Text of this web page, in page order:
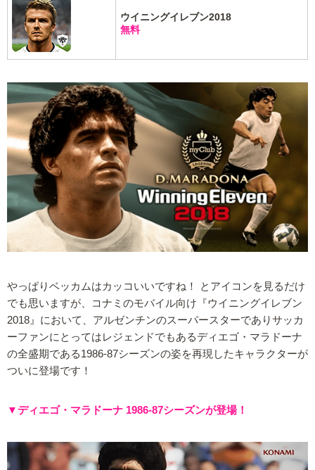
ウイニングイレブン2018
無料
やっぱりベッカムはカッコいいですね！ とアイコンを見るだけ
でも思いますが、コナミのモバイル向け『ウイニングイレブン
2018』において、アルゼンチンのスーパースターでありサッカ
ーファンにとってはレジェンドでもあるディエゴ・マラドーナ
の全盛期である1986-87シーズンの姿を再現したキャラクターが
ついに登場です！
▼ディエゴ・マラドーナ 1986-87シーズンが登場！